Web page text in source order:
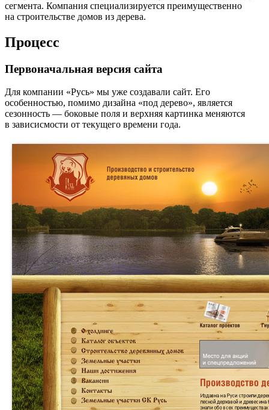
сегмента. Компания специализируется преимущественно
на строительстве домов из дерева.
Процесс
Первоначальная версия сайта
Для компании «Русь» мы уже создавали сайт. Его
особенностью, помимо дизайна «под дерево», является
сезонность — боковые поля и верхняя картинка меняются
в зависисмости от текущего времени года.